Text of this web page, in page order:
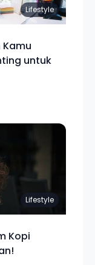
Lifestyle
Kamu
untuk
Lifestyle
Kopi